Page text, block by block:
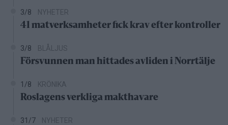
3/8 NYHETER
41 matverksamheter fick krav efter kontroller
3/8 BLÅLJUS
Försvunnen man hittades avliden i Norrtälje
1/8 KRÖNIKA
Roslagens verkliga makthavare
31/7 NYHETER